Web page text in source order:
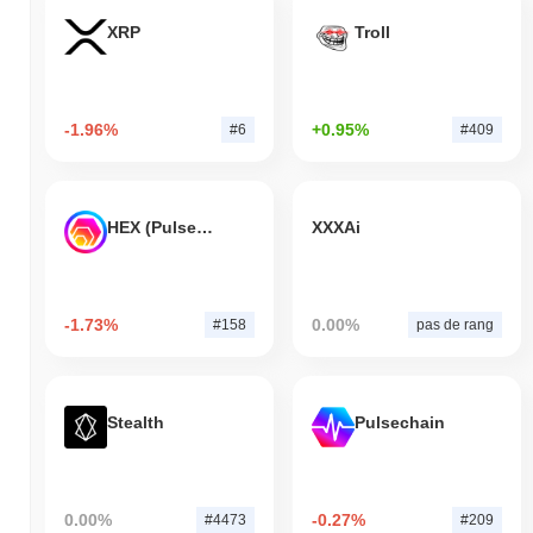
XRP
-1.96% #6
Troll
+0.95% #409
HEX (Pulsechain)
-1.73% #158
XXXAi
0.00% pas de rang
Stealth
0.00% #4473
Pulsechain
-0.27% #209